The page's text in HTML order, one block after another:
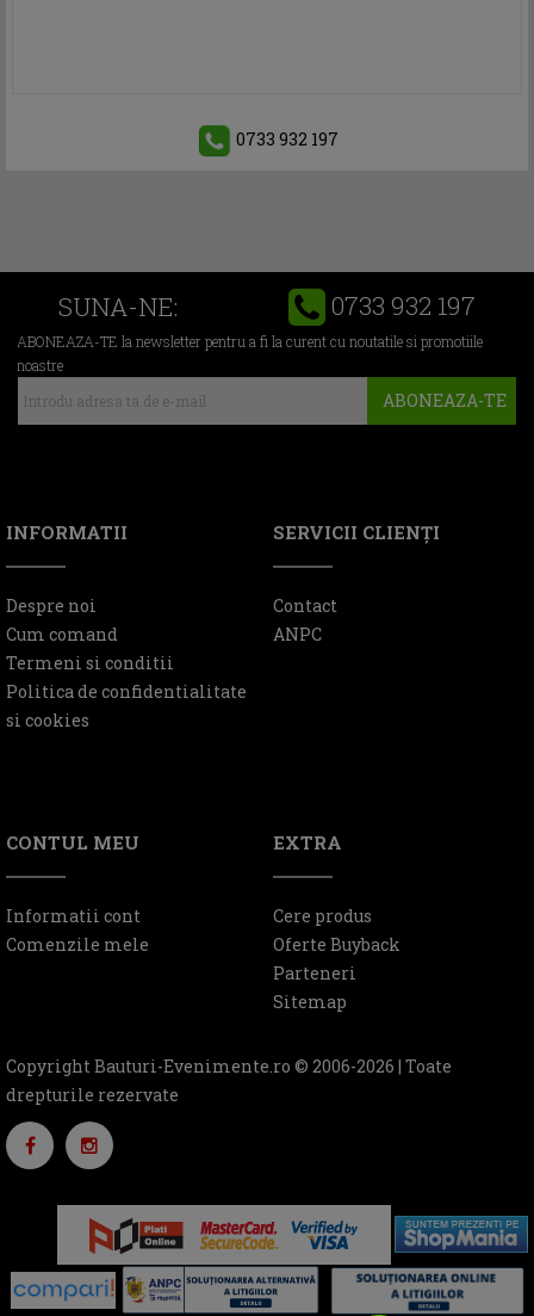
0733 932 197
SUNA-NE: 0733 932 197
ABONEAZA-TE la newsletter pentru a fi la curent cu noutatile si promotiile
noastre
ABONEAZA-TE
INFORMATII
Despre noi
Cum comand
Termeni si conditii
Politica de confidentialitate
si cookies
SERVICII CLIENŢI
Contact
ANPC
CONTUL MEU
Informatii cont
Comenzile mele
EXTRA
Cere produs
Oferte Buyback
Parteneri
Sitemap
Copyright Bauturi-Evenimente.ro © 2006-2026 | Toate
drepturile rezervate